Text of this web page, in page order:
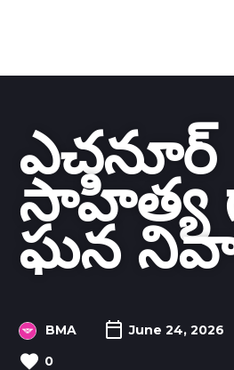
ఎచనూర్
సాహిత్య
ఘన
BMA June 24, 2026
0